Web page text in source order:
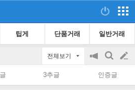
팁게 단품거래 일반거래
전체보기
공
on/off
검
색
글
쓰
3추글 인증글